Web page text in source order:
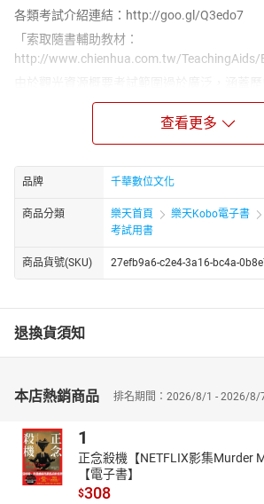
各類考試介紹連結：http://goo.gl/Q3edo7
「索取隨書輔助教材：
http://www.chienhua.com.tw/TeachingAids/
資源等，往往難以全盤抓住所有命題可能，
除了平時廣泛獵取資訊，建議搭配本書快速
向。為了快速掌握此一考試，本書延請名師精
1.課文前有最新考題分析，精心編排，輔以最
2.因應重點內容穿插「考題報馬仔」，是掌握
3.標示出近年曾考過之內容，另於各章統整「
「嚴選題庫」，既可由此瞭解命題趨勢，也
習成果。
※焦點掃描，重點統整，掌握考前複習的關鍵
房講解。
※輔材：隨書輔材收錄103~104年導遊「觀光
解，是您考前複習、快速搶分的好幫手，歡迎
查看更多
品牌 千華數位文化
商品分類 樂天首頁 樂天Kobo電子書
考試用書
商品貨號(SKU) 27efb9a6-c2e4-3a16-bc4a-
退換貨須知
本店熱銷商品 排名期間：2026/8/1 - 2026/8/
1
正念殺機【NETFLIX影集Murder
【電子書】
$308